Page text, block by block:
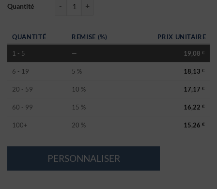
quantité de Tablier mixte personnalisable
QUANTITÉ REMISE (%) PRIX UNITAIRE
1 - 5 — 19,08 €
6 - 19 5 % 18,13 €
20 - 59 10 % 17,17 €
60 - 99 15 % 16,22 €
100+ 20 % 15,26 €
PERSONNALISER